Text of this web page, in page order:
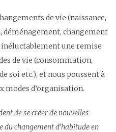
de vie (naissance,
changement
une remise
de vie (consommation,
soi etc.), et nous poussent à
modes d’organisation.
de se créer de nouvelles
du changement d’habitude en